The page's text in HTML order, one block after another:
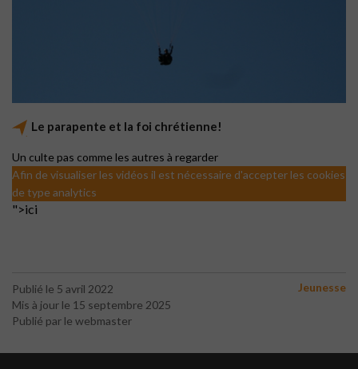
Le parapente et la foi chrétienne!
Un culte pas comme les autres à regarder
Afin de visualiser les vidéos il est nécessaire d'accepter les cookies
de type analytics
">ici
Publié le 5 avril 2022
Mis à jour le 15 septembre 2025
Publié par le webmaster
Jeunesse